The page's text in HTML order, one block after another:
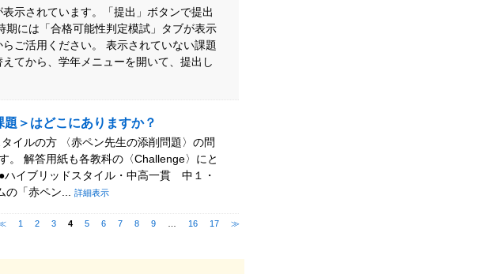
示されています。「提出」ボタンで提出
には「合格可能性判定模試」タブが表示
ご活用ください。 表示されていない課題
てから、学年メニューを開いて、提出し
＞はどこにありますか？
イルの方 〈赤ペン先生の添削問題〉の問
。 解答用紙も各教科の〈Challenge〉にと
イブリッドスタイル・中高一貫 中１・
の「赤ペン...
詳細表示
1 2 3 4 5 6 7 8 9 16 17 ≫